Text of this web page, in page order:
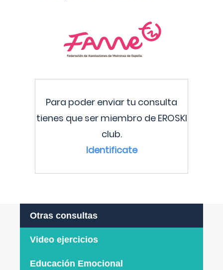
Para poder enviar tu consulta
tienes que ser miembro de EROSKI
club.
Identificate
Otras consultas
Video ejercicios
Educación Emocional